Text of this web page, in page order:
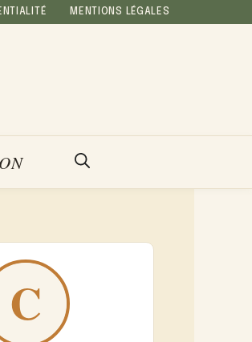
MENTIONS LÉGALES